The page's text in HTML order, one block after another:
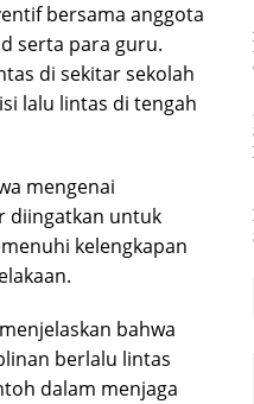
bersama anggota
serta para guru.
di sekitar sekolah
lalu lintas di tengah
mengenai
diingatkan untuk
kelengkapan
bahwa
berlalu lintas
dalam menjaga